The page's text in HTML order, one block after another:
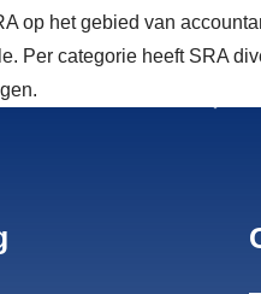
op het gebied van
Per categorie heeft SRA